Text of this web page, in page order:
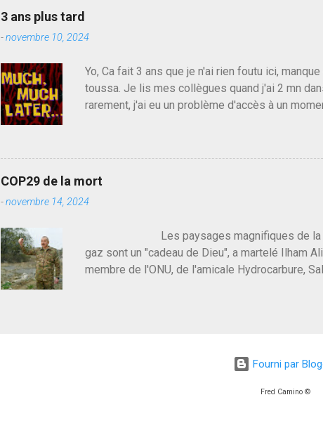
de l'Assemblée ou du Sénat. Ou assister au
3 ans plus tard
-novembre 10, 2024
Yo, Ca fait 3 ans que je n'ai rien foutu ici,
toussa. Je lis mes collègues quand j'ai 2 mn
rarement, j'ai eu un problème d'accès à un
pouvoir, Vlad Poutine qui a déclaré la guerre à
Couilles Un, Les islamistes de la religion de
demandait pas plus sont un tantinet excessif .
vouloir, quand un attentat touche ton pays avec
COP29 de la mort
-novembre 14, 2024
Les paysages magnifiques de la
gaz sont un "cadeau de Dieu", a martelé Ilham
membre de l'ONU, de l'amicale Hydrocarbure,
le mieux c'est d'en crever directement. On
l'avance, on sent bien que l'ambiance sera
Fourni par
Fred Camino ©